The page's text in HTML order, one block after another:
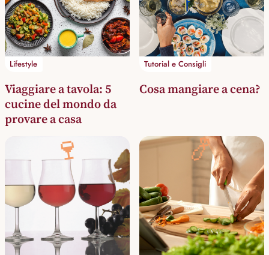
Lifestyle
Viaggiare a tavola: 5
cucine del mondo da
provare a casa
Tutorial e Consigli
Cosa mangiare a cena?
🍷 🍤